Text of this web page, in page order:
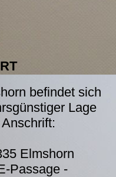
befindet sich
Lage
Elmshorn
Passage -